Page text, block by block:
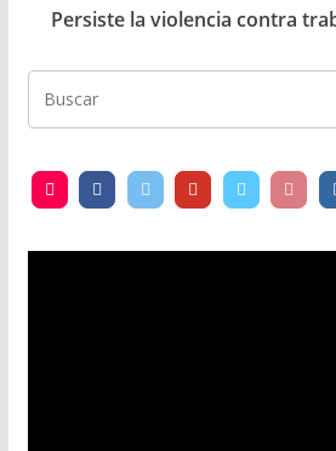
Persiste la violencia contra